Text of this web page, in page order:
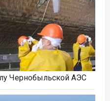
Чернобыльской АЭС